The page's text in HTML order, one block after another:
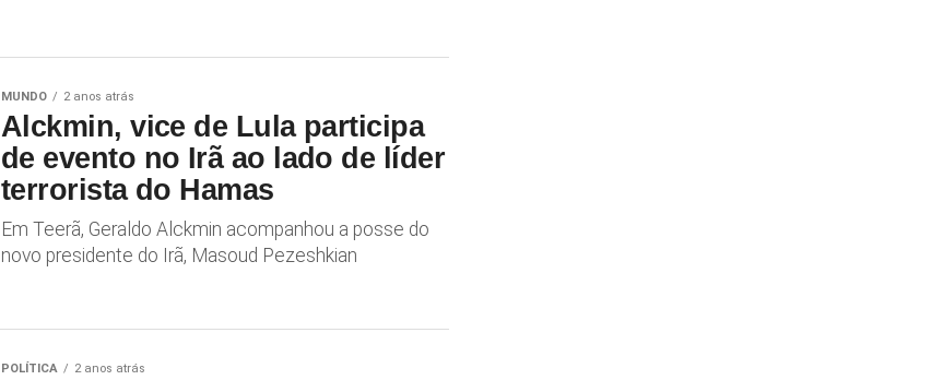
MUNDO 2 anos atrás
Alckmin, vice de Lula participa
de evento no Irã ao lado de líder
terrorista do Hamas
Em Teerã, Geraldo Alckmin acompanhou a posse do
novo presidente do Irã, Masoud Pezeshkian
POLÍTICA 2 anos atrás